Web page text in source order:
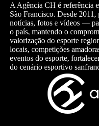
A Agência CH é referência
São Francisco. Desde
notícias, fotos e vídeos —
o país, mantendo o
valorização do esporte
locais, competições
eventos do esporte,
do cenário esportivo